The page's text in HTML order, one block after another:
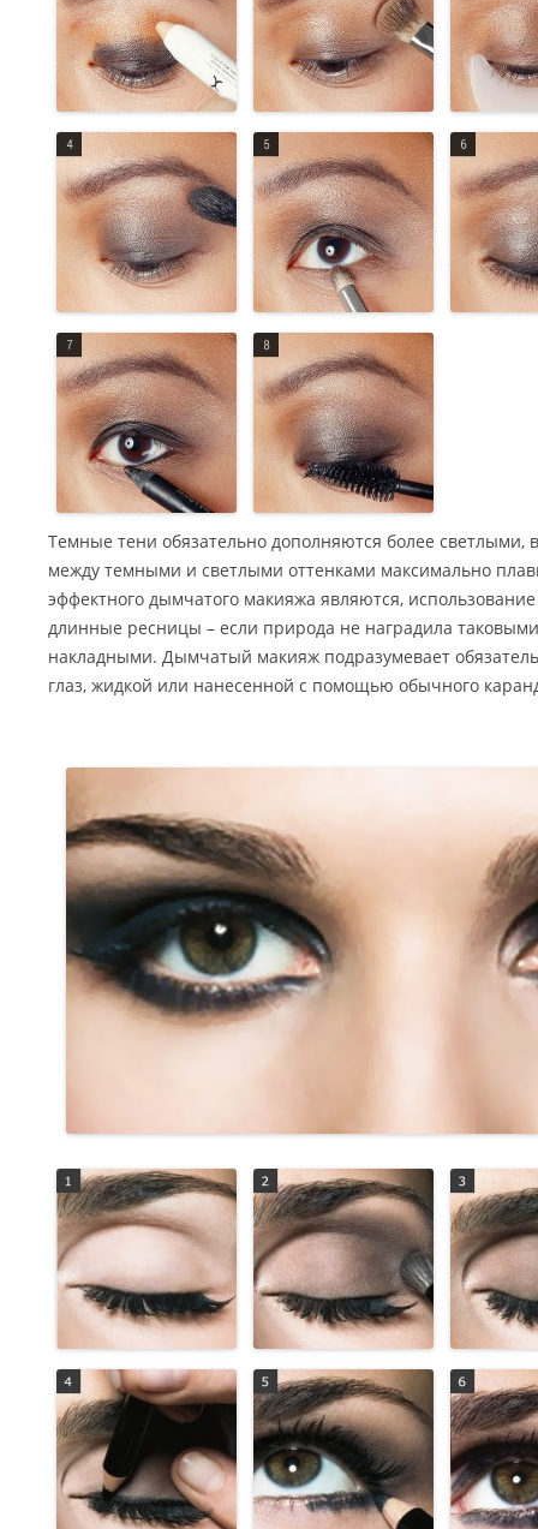
Темные тени обязательно дополняются более
между темными и светлыми оттенками максимально
эффектного дымчатого макияжа являются,
длинные ресницы – если природа не наградила
накладными. Дымчатый макияж подразумевает
глаз, жидкой или нанесенной с помощью обычного